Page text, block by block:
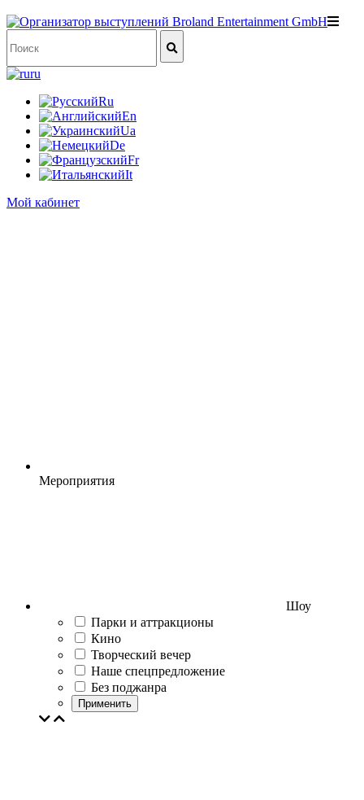
ru
Ru
En
Ua
De
Fr
It
Мой кабинет
Мероприятия
Шоу
Парки и аттракционы
Кино
Творческий вечер
Наше спецпредложение
Без поджанра
Применить